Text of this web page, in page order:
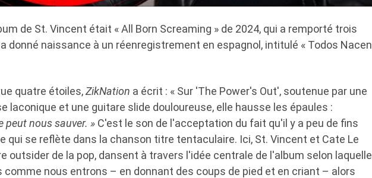
de St. Vincent était « All Born Screaming » de 2024, qui a remporté trois
donné naissance à un réenregistrement en espagnol, intitulé « Todos Nacen
quatre étoiles,ZikNation a écrit : « Sur 'The Power's Out', soutenue par une
laconique et une guitare slide douloureuse, elle hausse les épaules :
peut nous sauver. » C'est le son de l'acceptation du fait qu'il y a peu de fins
qui se reflète dans la chanson titre tentaculaire. Ici, St. Vincent et Cate Le
outsider de la pop, dansent à travers l'idée centrale de l'album selon laquelle
comme nous entrons – en donnant des coups de pied et en criant – alors